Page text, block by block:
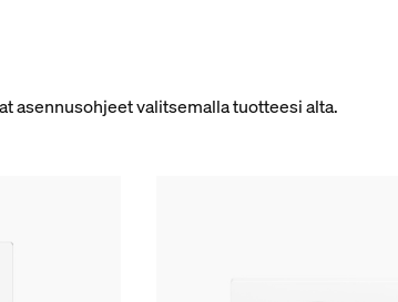
asennusohjeet valitsemalla tuotteesi alta.